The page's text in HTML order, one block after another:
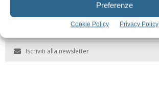
Preferenze
Cookie Policy Privacy Policy
Abbonati
Iscriviti alla newsletter